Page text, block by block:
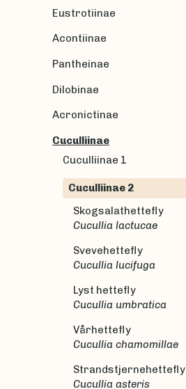
Eustrotiinae
Acontiinae
Pantheinae
Dilobinae
Acronictinae
Cuculliinae
Cuculliinae 1
Cuculliinae 2
Skogsalathettefly
Cucullia lactucae
Svevehettefly
Cucullia lucifuga
Lyst hettefly
Cucullia umbratica
Vårhettefly
Cucullia chamomillae
Strandstjernehettefly
Cucullia asteris